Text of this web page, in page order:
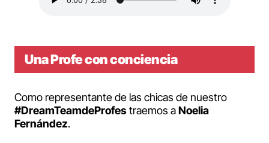
Una Profe con conciencia
Como representante de las chicas de nuestro
#DreamTeamdeProfestraemos aNoelia
Fernández.